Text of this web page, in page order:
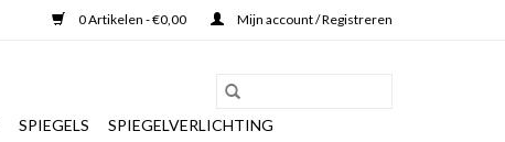
0 Artikelen - €0,00 Mijn account / Registreren
SPIEGELS
SPIEGELVERLICHTING